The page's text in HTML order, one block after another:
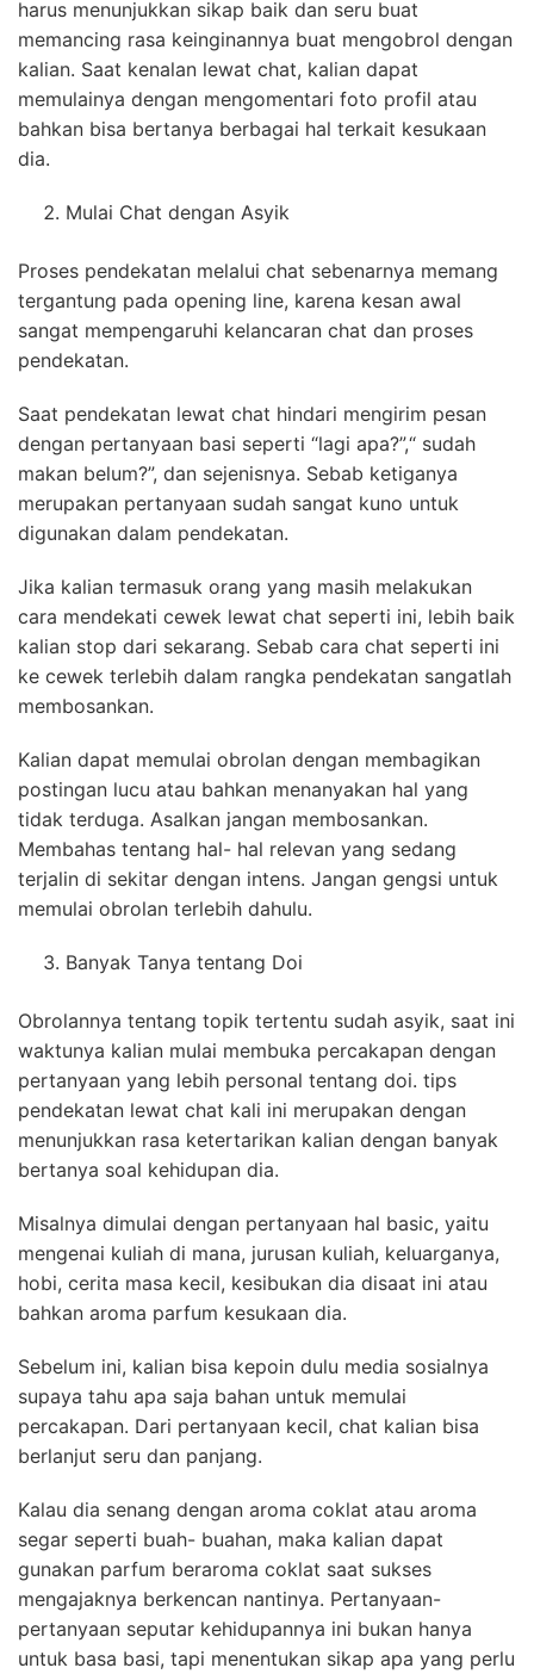
harus menunjukkan sikap baik dan seru buat
memancing rasa keinginannya buat mengobrol dengan
kalian. Saat kenalan lewat chat, kalian dapat
memulainya dengan mengomentari foto profil atau
bahkan bisa bertanya berbagai hal terkait kesukaan
dia.
Mulai Chat dengan Asyik
Proses pendekatan melalui chat sebenarnya memang
tergantung pada opening line, karena kesan awal
sangat mempengaruhi kelancaran chat dan proses
pendekatan.
Saat pendekatan lewat chat hindari mengirim pesan
dengan pertanyaan basi seperti “lagi apa?”,“ sudah
makan belum?”, dan sejenisnya. Sebab ketiganya
merupakan pertanyaan sudah sangat kuno untuk
digunakan dalam pendekatan.
Jika kalian termasuk orang yang masih melakukan
cara mendekati cewek lewat chat seperti ini, lebih baik
kalian stop dari sekarang. Sebab cara chat seperti ini
ke cewek terlebih dalam rangka pendekatan sangatlah
membosankan.
Kalian dapat memulai obrolan dengan membagikan
postingan lucu atau bahkan menanyakan hal yang
tidak terduga. Asalkan jangan membosankan.
Membahas tentang hal- hal relevan yang sedang
terjalin di sekitar dengan intens. Jangan gengsi untuk
memulai obrolan terlebih dahulu.
Banyak Tanya tentang Doi
Obrolannya tentang topik tertentu sudah asyik, saat ini
waktunya kalian mulai membuka percakapan dengan
pertanyaan yang lebih personal tentang doi. tips
pendekatan lewat chat kali ini merupakan dengan
menunjukkan rasa ketertarikan kalian dengan banyak
bertanya soal kehidupan dia.
Misalnya dimulai dengan pertanyaan hal basic, yaitu
mengenai kuliah di mana, jurusan kuliah, keluarganya,
hobi, cerita masa kecil, kesibukan dia disaat ini atau
bahkan aroma parfum kesukaan dia.
Sebelum ini, kalian bisa kepoin dulu media sosialnya
supaya tahu apa saja bahan untuk memulai
percakapan. Dari pertanyaan kecil, chat kalian bisa
berlanjut seru dan panjang.
Kalau dia senang dengan aroma coklat atau aroma
segar seperti buah- buahan, maka kalian dapat
gunakan parfum beraroma coklat saat sukses
mengajaknya berkencan nantinya. Pertanyaan-
pertanyaan seputar kehidupannya ini bukan hanya
untuk basa basi, tapi menentukan sikap apa yang perlu